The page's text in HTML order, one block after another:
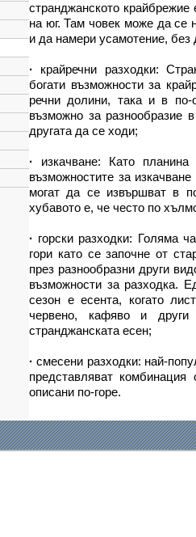
странджанското
на юг. Там човек може да се
и да намери усамотение, без
· крайречни разходки:
богати възможности за
речни долини, така и в по-
възможно за разнообразие
другата да се ходи;
· изкачване: Като
възможностите за
могат да се извършват в
хубавото е, че често по
· горски разходки: Голяма
гори като се започне от
през разнообразни други
възможности за разходка.
сезон е есента, когато
червено, кафяво и други
странджанската есен;
· смесени разходки: най-
представляват
описани по-горе.